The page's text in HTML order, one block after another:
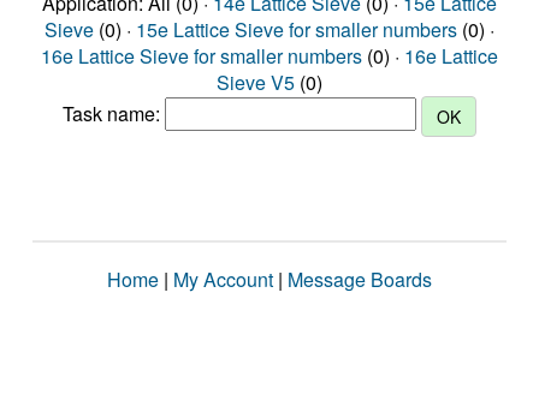
Sieve (0) · 15e Lattice Sieve for smaller numbers (0) ·
16e Lattice Sieve for smaller numbers (0) · 16e Lattice
Sieve V5 (0)
Task name:
Home | My Account | Message Boards